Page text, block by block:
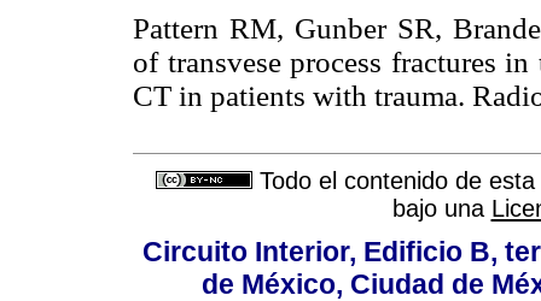
Pattern RM, Gunber SR,
of transvese process fractures
CT in patients with trauma.
Todo el contenido de
bajo una
Circuito Interior, Edificio B,
de México, Ciudad de